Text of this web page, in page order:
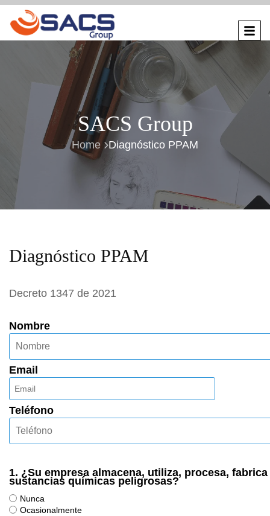
SACS Group
Home Diagnóstico PPAM
Diagnóstico PPAM
Decreto 1347 de 2021
Nombre
Email
Teléfono
1. ¿Su empresa almacena, utiliza, procesa, fabrica
sustancias químicas peligrosas?
Nunca
Ocasionalmente